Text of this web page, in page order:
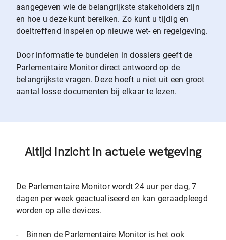
aangegeven wie de belangrijkste stakeholders zijn
en hoe u deze kunt bereiken. Zo kunt u tijdig en
doeltreffend inspelen op nieuwe wet- en regelgeving.
Door informatie te bundelen in dossiers geeft de
Parlementaire Monitor direct antwoord op de
belangrijkste vragen. Deze hoeft u niet uit een groot
aantal losse documenten bij elkaar te lezen.
Altijd inzicht in actuele wetgeving
De Parlementaire Monitor wordt 24 uur per dag, 7
dagen per week geactualiseerd en kan geraadpleegd
worden op alle devices.
-
Binnen de Parlementaire Monitor is het ook